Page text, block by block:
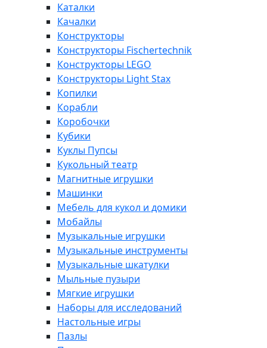
Каталки
Качалки
Конструкторы
Конструкторы Fisсhertechnik
Конструкторы LEGO
Конструкторы Light Stax
Копилки
Корабли
Коробочки
Кубики
Куклы Пупсы
Кукольный театр
Магнитные игрушки
Машинки
Мебель для кукол и домики
Мобайлы
Музыкальные игрушки
Музыкальные инструменты
Музыкальные шкатулки
Мыльные пузыри
Мягкие игрушки
Наборы для исследований
Настольные игры
Пазлы